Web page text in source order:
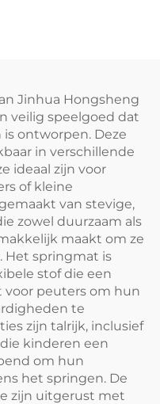
Jinhua Hongsheng
veilig speelgoed dat
ontworpen. Deze
in verschillende
ideaal zijn voor
of kleine
van stevige,
zowel duurzaam als
maakt om ze
Het springmat is
stof die een
peuters om hun
te
zijn talrijk, inclusief
kinderen een
om hun
het springen. De
zijn uitgerust met